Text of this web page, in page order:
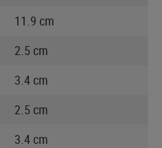
11.9 cm
2.5 cm
3.4 cm
2.5 cm
3.4 cm